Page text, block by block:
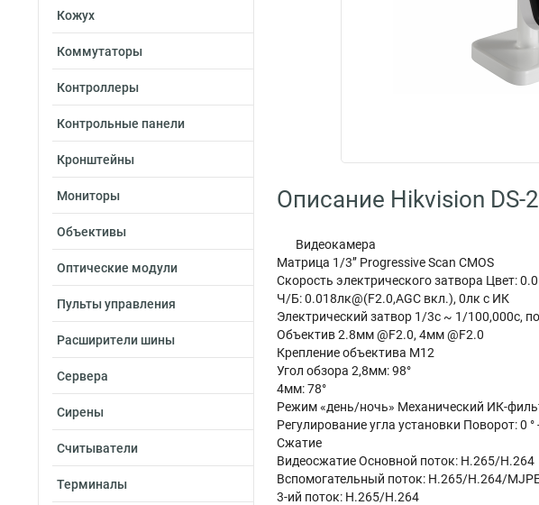
Кожух
Коммутаторы
Контроллеры
Контрольные панели
Кронштейны
Мониторы
Объективы
Оптические модули
Пульты управления
Расширители шины
Сервера
Сирены
Считыватели
Терминалы
Описание Hikvision DS-
Видеокамера
Матрица 1/3’’ Progressive Scan CMOS
Скорость электрического затвора Цвет:
Ч/Б: 0.018лк@(F2.0,AGC вкл.), 0лк с ИК
Электрический затвор 1/3с ~ 1/100,000с,
Объектив 2.8мм @F2.0, 4мм @F2.0
Крепление объектива M12
Угол обзора 2,8мм: 98°
4мм: 78°
Режим «день/ночь» Механический ИК-
Регулирование угла установки Поворот: 0 °
Сжатие
Видеосжатие Основной поток: H.265/H.264
Вспомогательный поток: H.265/H.264/
3-ий поток: H.265/H.264